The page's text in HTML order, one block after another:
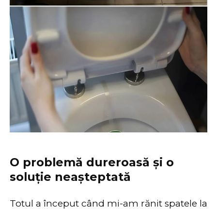
O problemă dureroasă și o
soluție neașteptată
Totul a început când mi-am rănit spatele la